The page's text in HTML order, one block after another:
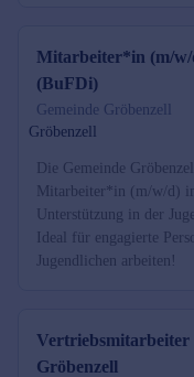
Mitarbeiter*in (m/w/
(BuFDi)
Gemeinde Gröbenzell
Gröbenzell
Die Gemeinde
Mitarbeiter*in (m/w/d)
Unterstützung in der
Ideal für engagierte
Jugendlichen arbeiten!
Vertriebsmitarbeiter
Gröbenzell